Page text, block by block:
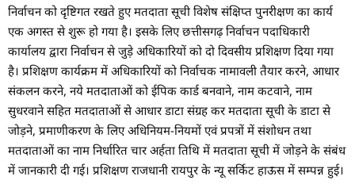
निर्वाचन को दृष्टिगत रखते हुए मतदाता सूची विशेष संक्षिप्त पुनरीक्षण का कार्य
एक अगस्त से शुरू हो गया है। इसके लिए छत्तीसगढ़ निर्वाचन पदाधिकारी
कार्यालय द्वारा निर्वाचन से जुड़े अधिकारियों को दो दिवसीय प्रशिक्षण दिया गया
है। प्रशिक्षण कार्यक्रम में अधिकारियों को निर्वाचक नामावली तैयार करने, आधार
संकलन करने, नये मतदाताओं को ईपिक कार्ड बनवाने, नाम कटवाने, नाम
सुधरवाने सहित मतदाताओं से आधार डाटा संग्रह कर मतदाता सूची के डाटा से
जोड़ने, प्रमाणीकरण के लिए अधिनियम-नियमों एवं प्रपत्रों में संशोधन तथा
मतदाताओं का नाम निर्धारित चार अर्हता तिथि में मतदाता सूची में जोड़ने के संबंध
में जानकारी दी गई। प्रशिक्षण राजधानी रायपुर के न्यू सर्किट हाऊस में सम्पन्न हुई।